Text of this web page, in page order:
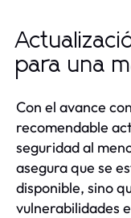
para una
Con el avance
recomendable
seguridad al
asegura que se
disponible, sino
vulnerabilidades